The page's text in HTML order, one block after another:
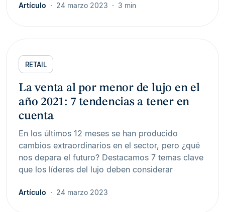
Artículo 24 marzo 2023 3 min
RETAIL
La venta al por menor de lujo en el
año 2021: 7 tendencias a tener en
cuenta
En los últimos 12 meses se han producido
cambios extraordinarios en el sector, pero ¿qué
nos depara el futuro? Destacamos 7 temas clave
que los líderes del lujo deben considerar
Artículo 24 marzo 2023